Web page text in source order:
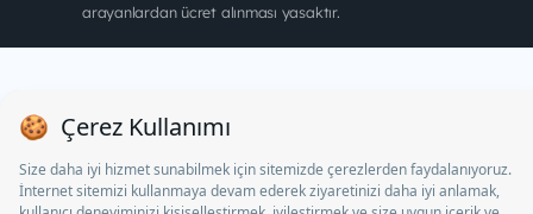
arayanlardan ücret alınması yasaktır.